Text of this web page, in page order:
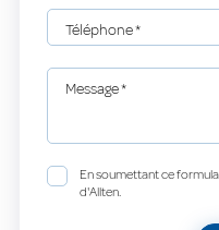
Téléphone*
Message*
En soumettant ce
d'Allten.